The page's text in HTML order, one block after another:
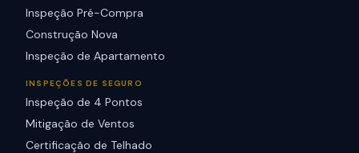
Inspeção Pré-Compra
Construção Nova
Inspeção de Apartamento
INSPEÇÕES DE SEGURO
Inspeção de 4 Pontos
Mitigação de Ventos
Certificação de Telhado